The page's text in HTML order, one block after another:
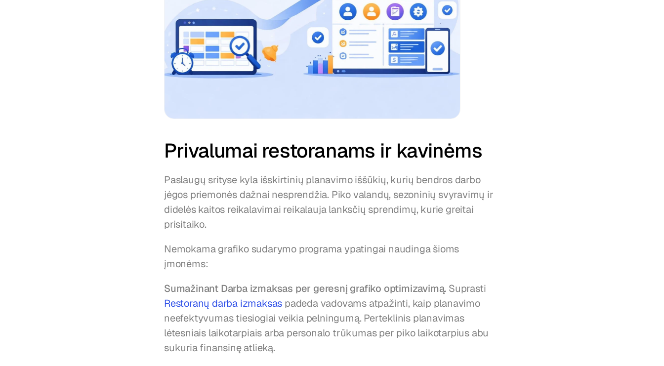
Privalumai restoranams ir kavinėms
Paslaugų srityse kyla išskirtinių planavimo iššūkių, kurių bendros darbo
jėgos priemonės dažnai nesprendžia. Piko valandų, sezoninių svyravimų ir
didelės kaitos reikalavimai reikalauja lanksčių sprendimų, kurie greitai
prisitaiko.
Nemokama grafiko sudarymo programa ypatingai naudinga šioms
įmonėms:
Sumažinant Darba izmaksas per geresnį grafiko optimizavimą.
Restoranų darba izmaksas padeda vadovams atpažinti, kaip planavimo
neefektyvumas tiesiogiai veikia pelningumą. Perteklinis planavimas
lėtesniais laikotarpiais arba personalo trūkumas per piko laikotarpius abu
sukuria finansinę atlieką.